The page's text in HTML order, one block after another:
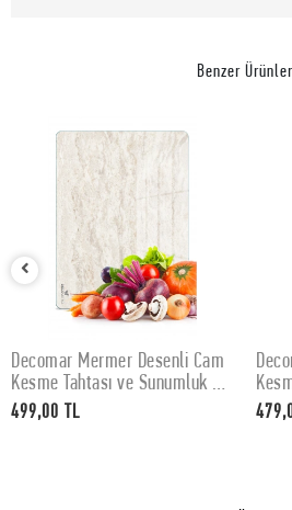
Benzer Ürünler
SEPETE EKLE
Decomar Mermer Desenli Cam
Kesme Tahtası ve Sunumluk 30
x 40 cm
499,00 TL
x 35